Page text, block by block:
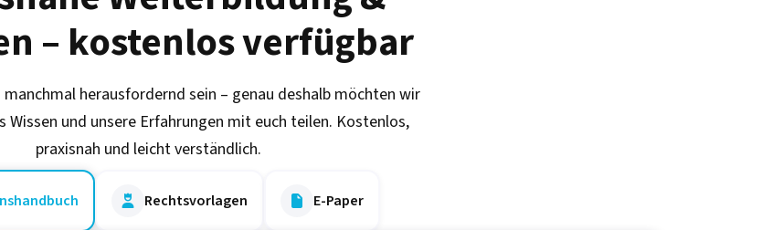
– kostenlos verfügbar
manchmal herausfordernd sein – genau deshalb möchten wir
Wissen und unsere Erfahrungen mit euch teilen. Kostenlos,
praxisnah und leicht verständlich.
 Rechtsvorlagen  E-Paper